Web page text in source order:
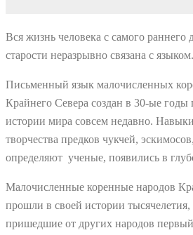
Вся жизнь человека с самого раннего
старости неразрывно связана с языком.
Письменный язык малочисленных
Крайнего Севера создан в 30-ые годы
истории мира совсем недавно.
творчества предков чукчей,
определяют ученые, появились в
Малочисленные коренные народов
прошли в своей истории тысячелетия,
пришедшие от других народов первый